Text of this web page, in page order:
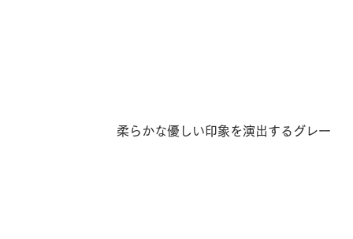
柔らかな優しい印象を演出するグレー